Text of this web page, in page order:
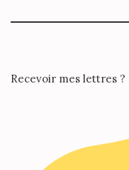
Recevoir mes lettres ?